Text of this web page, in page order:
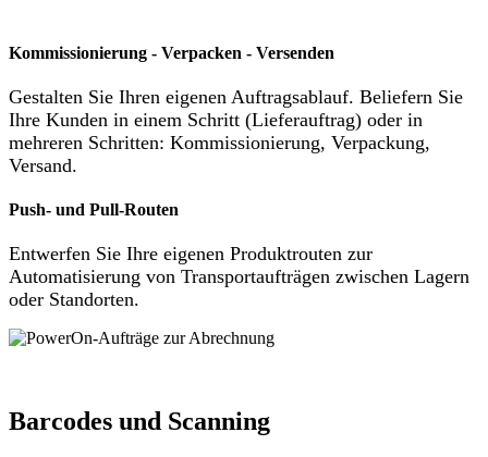
Kommissionierung - Verpacken - Versenden
Gestalten Sie Ihren eigenen Auftragsablauf. Beliefern Sie
Ihre Kunden in einem Schritt (Lieferauftrag) oder in
mehreren Schritten: Kommissionierung, Verpackung,
Versand.
Push- und Pull-Routen
Entwerfen Sie Ihre eigenen Produktrouten zur
Automatisierung von Transportaufträgen zwischen Lagern
oder Standorten.
Barcodes und Scanning